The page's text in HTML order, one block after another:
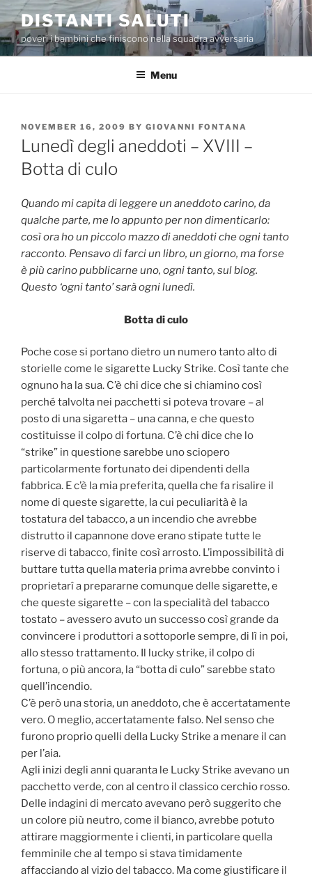
Skip
to
content
DISTANTI SALUTI
poveri i bambini che finiscono nella squadra avversaria
Menu
POSTED
ON
NOVEMBER 16, 2009 BY GIOVANNI FONTANA
Lunedì degli aneddoti – XVIII –
Botta di culo
Quando mi capita di leggere un aneddoto carino, da
qualche parte, me lo appunto per non dimenticarlo:
così ora ho un piccolo mazzo di aneddoti che ogni tanto
racconto. Pensavo di farci un libro, un giorno, ma forse
è più carino pubblicarne uno, ogni tanto, sul blog.
Questo ‘ogni tanto’ sarà ogni lunedì.
Botta di culo
Poche cose si portano dietro un numero tanto alto di
storielle come le sigarette Lucky Strike. Così tante che
ognuno ha la sua. C’è chi dice che si chiamino così
perché talvolta nei pacchetti si poteva trovare – al
posto di una sigaretta – una canna, e che questo
costituisse il colpo di fortuna. C’è chi dice che lo
“strike” in questione sarebbe uno sciopero
particolarmente fortunato dei dipendenti della
fabbrica. E c’è la mia preferita, quella che fa risalire il
nome di queste sigarette, la cui peculiarità è la
tostatura del tabacco, a un incendio che avrebbe
distrutto il capannone dove erano stipate tutte le
riserve di tabacco, finite così arrosto. L’impossibilità di
buttare tutta quella materia prima avrebbe convinto i
proprietarî a prepararne comunque delle sigarette, e
che queste sigarette – con la specialità del tabacco
tostato – avessero avuto un successo così grande da
convincere i produttori a sottoporle sempre, di lì in poi,
allo stesso trattamento. Il lucky strike, il colpo di
fortuna, o più ancora, la “botta di culo” sarebbe stato
quell’incendio.
C’è però una storia, un aneddoto, che è accertatamente
vero. O meglio, accertatamente falso. Nel senso che
furono proprio quelli della Lucky Strike a menare il can
per l’aia.
Agli inizi degli anni quaranta le Lucky Strike avevano un
pacchetto verde, con al centro il classico cerchio rosso.
Delle indagini di mercato avevano però suggerito che
un colore più neutro, come il bianco, avrebbe potuto
attirare maggiormente i clienti, in particolare quella
femminile che al tempo si stava timidamente
affacciando al vizio del tabacco. Ma come giustificare il